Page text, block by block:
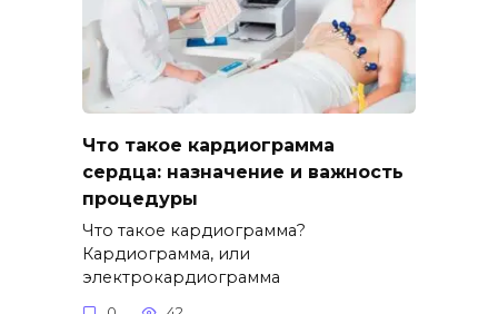
Что такое кардиограмма
сердца: назначение и важность
процедуры
Что такое кардиограмма?
Кардиограмма, или
электрокардиограмма